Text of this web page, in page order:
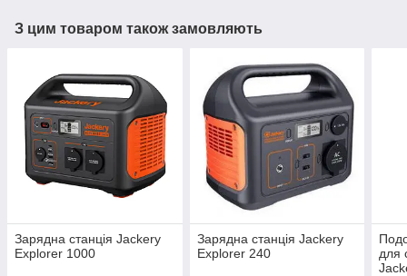
З цим товаром також замовляють
Зарядна станція Jackery
Explorer 1000
Зарядна станція Jackery
Explorer 240
для